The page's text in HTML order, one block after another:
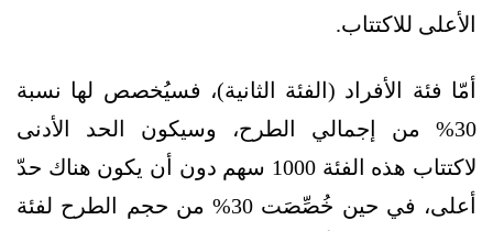
الأعلى للاكتتاب.
أمّا فئة الأفراد (الفئة الثانية)، فسيُخصص لها نسبة
30% من إجمالي الطرح، وسيكون الحد الأدنى
لاكتتاب هذه الفئة 1000 سهم دون أن يكون هناك حدّ
أعلى، في حين خُصِّصَت 30% من حجم الطرح لفئة